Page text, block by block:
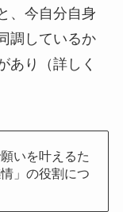
、今自分自身
調しているか
あり（詳しく
いを叶えるた
」の役割につ